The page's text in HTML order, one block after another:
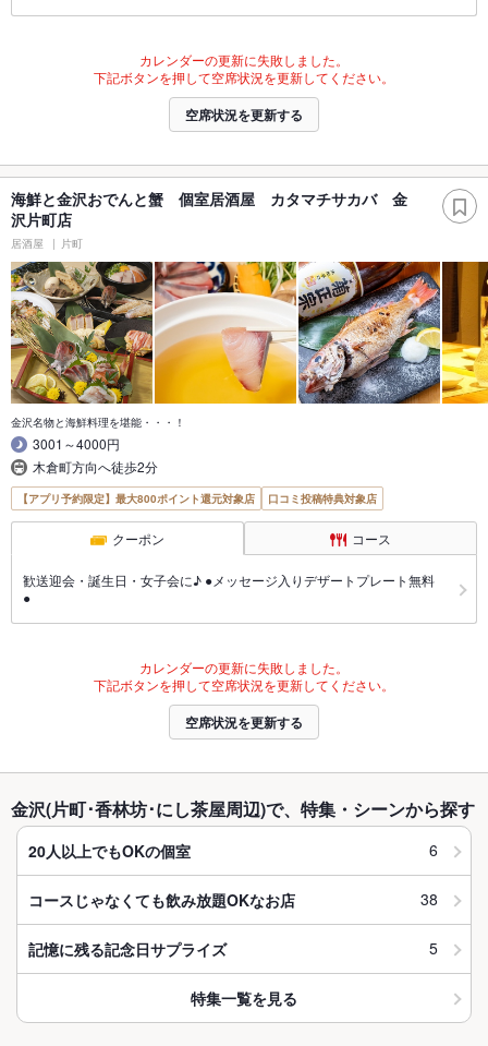
カレンダーの更新に失敗しました。
下記ボタンを押して空席状況を更新してください。
空席状況を更新する
海鮮と金沢おでんと蟹 個室居酒屋 カタマチサカバ 金
沢片町店
居酒屋 片町
金沢名物と海鮮料理を堪能・・・！
3001～4000円
木倉町方向へ徒歩2分
【アプリ予約限定】最大800ポイント還元対象店 口コミ投稿特典対象店
クーポン コース
歓送迎会・誕生日・女子会に♪ ●メッセージ入りデザートプレート無料
●
カレンダーの更新に失敗しました。
下記ボタンを押して空席状況を更新してください。
空席状況を更新する
金沢(片町･香林坊･にし茶屋周辺)で、特集・シーンから探す
20人以上でもOKの個室 6
コースじゃなくても飲み放題OKなお店 38
記憶に残る記念日サプライズ 5
特集一覧を見る